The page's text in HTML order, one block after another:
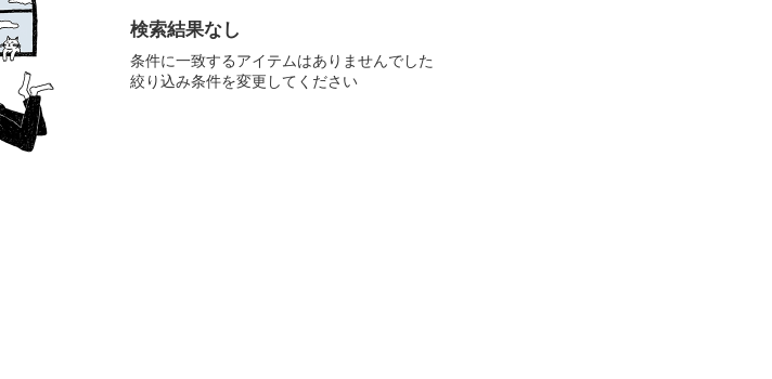
検索結果なし
条件に一致するアイテムはありませんでした
絞り込み条件を変更してください